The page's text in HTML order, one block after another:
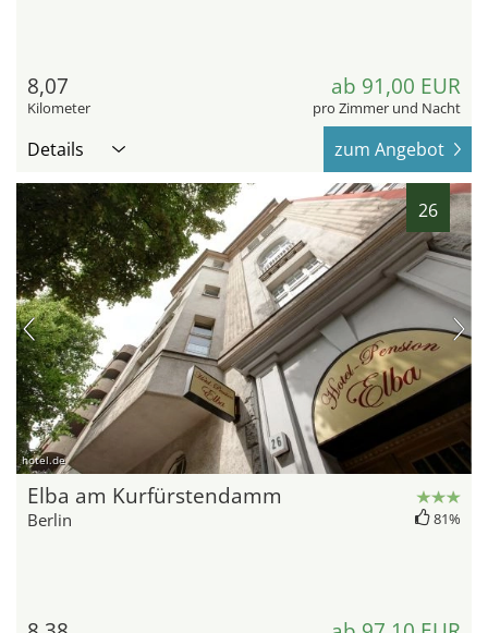
8,07
Kilometer
ab 91,00 EUR
pro Zimmer und Nacht
Details zum Angebot
26
hotel.de
Elba am Kurfürstendamm
Berlin 81%